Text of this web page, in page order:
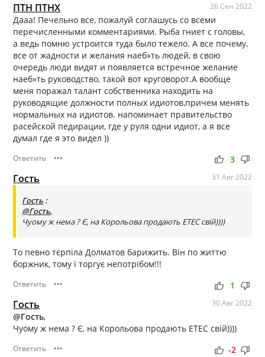
ПТН ПТНХ 26 Сен 2022
Дааа! Печельно все, пожалуй соглашусь со всеми
перечисленными комментариями. Рыба гниет с головы,
а ведь помню устроится туда было тежело. А все почему,
все от жадности и желания наеб»ть людей, в свою
очередь люди видят и появляется встречное желание
наеб»ть руководство, такой вот круговорот.А вообще
меня поражал талант собственника находить на
руководящие должности полных идиотов,причем менять
нормальных на идиотов. напоминает правительство
расейской педирации, где у руля одни идиот, а я все
думал где я это видел ))
Ответить ••• thumb_up thumb_down
3
Гость 31 Авг 2022
Гость :
@Гость,
Чуому ж нема ? Є, на Корольова продають ЕТЕС свій))))
То певно тєрпіла Долматов барижить. Він по життю
боржник, тому і торгує непотрібом!!!
Ответить ••• thumb_up thumb_down
1
Гость 30 Авг 2022
@Гость,
Чуому ж нема ? Є, на Корольова продають ЕТЕС свій))))
Ответить ••• thumb_up thumb_down
-2